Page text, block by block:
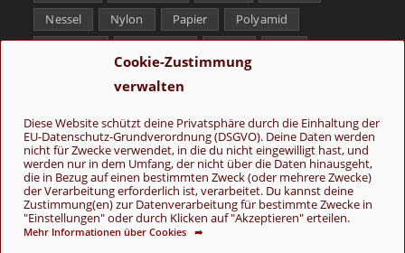
Cookie-Zustimmung
verwalten
Diese Website schützt deine Privatsphäre durch die Einhaltung der
EU-Datenschutz-Grundverordnung (DSGVO). Deine Daten werden
nicht für Zwecke verwendet, in die du nicht eingewilligt hast, und
werden nur in dem Umfang, der nicht über die Daten hinausgeht,
die in Bezug auf einen bestimmten Zweck (oder mehrere Zwecke)
der Verarbeitung erforderlich ist, verarbeitet. Du kannst deine
Zustimmung(en) zur Datenverarbeitung für bestimmte Zwecke in
"Einstellungen" oder durch Klicken auf "Akzeptieren" erteilen.
Mehr Informationen über Cookies ➦
Nessel
Nylon Papier
Polyamid
Folge uns